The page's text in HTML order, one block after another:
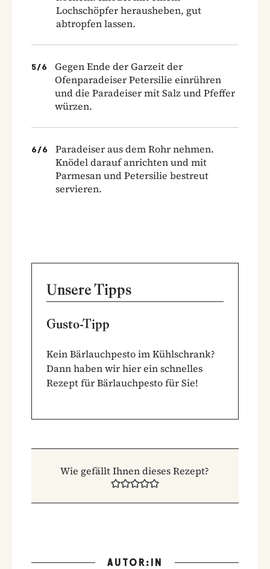
Lochschöpfer herausheben, gut
abtropfen lassen.
5/6
Gegen Ende der Garzeit der
Ofenparadeiser Petersilie einrühren
und die Paradeiser mit Salz und Pfeffer
würzen.
6/6
Paradeiser aus dem Rohr nehmen.
Knödel darauf anrichten und mit
Parmesan und Petersilie bestreut
servieren.
Unsere Tipps
Gusto-Tipp
Kein Bärlauchpesto im Kühlschrank?
Dann haben wir hier ein schnelles
Rezept für Bärlauchpestofür Sie!
Wie gefällt Ihnen dieses Rezept?
AUTOR:IN